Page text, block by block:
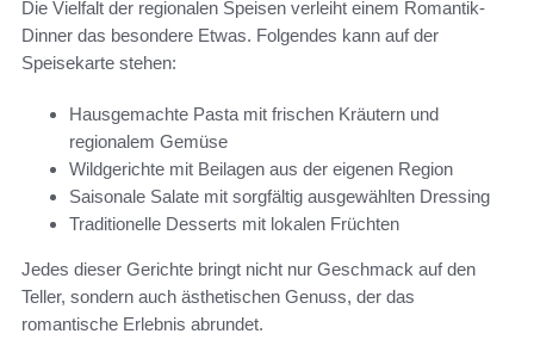
Die Vielfalt der regionalen Speisen verleiht einem Romantik-
Dinner das besondere Etwas. Folgendes kann auf der
Speisekarte stehen:
Hausgemachte Pasta mit frischen Kräutern und
regionalem Gemüse
Wildgerichte mit Beilagen aus der eigenen Region
Saisonale Salate mit sorgfältig ausgewählten Dressing
Traditionelle Desserts mit lokalen Früchten
Jedes dieser Gerichte bringt nicht nur Geschmack auf den
Teller, sondern auch ästhetischen Genuss, der das
romantische Erlebnis abrundet.